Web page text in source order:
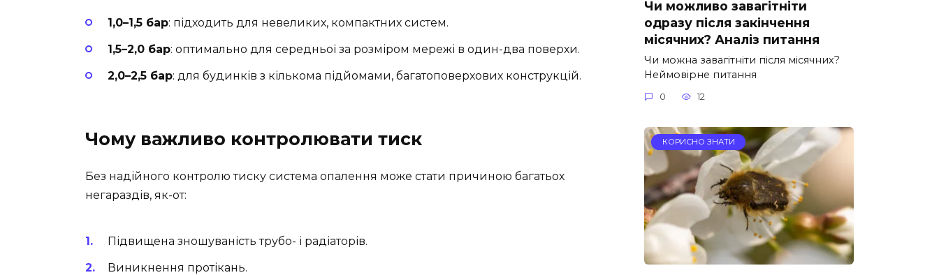
1,0–1,5 бар: підходить для невеликих, компактних систем.
1,5–2,0 бар: оптимально для середньої за розміром мережі в один-два поверхи.
2,0–2,5 бар: для будинків з кількома підйомами, багатоповерхових конструкцій.
Чому важливо контролювати тиск
Без надійного контролю тиску система опалення може стати причиною багатьох
негараздів, як-от:
Підвищена зношуваність трубо- і радіаторів.
Виникнення протікань.
Чи можливо завагітніти
одразу після закінчення
місячних? Аналіз питання
Чи можна завагітніти після місячних?
Неймовірне питання
0 12
КОРИСНО ЗНАТИ